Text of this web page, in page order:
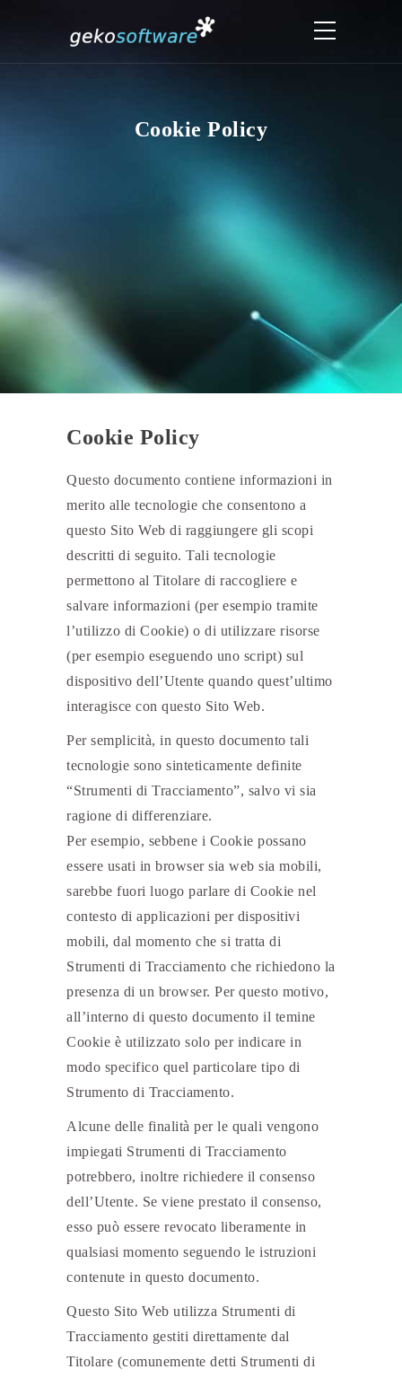
Cookie Policy
Cookie Policy
Questo documento contiene informazioni in
merito alle tecnologie che consentono a
questo Sito Web di raggiungere gli scopi
descritti di seguito. Tali tecnologie
permettono al Titolare di raccogliere e
salvare informazioni (per esempio tramite
l’utilizzo di Cookie) o di utilizzare risorse
(per esempio eseguendo uno script) sul
dispositivo dell’Utente quando quest’ultimo
interagisce con questo Sito Web.
Per semplicità, in questo documento tali
tecnologie sono sinteticamente definite
“Strumenti di Tracciamento”, salvo vi sia
ragione di differenziare.
Per esempio, sebbene i Cookie possano
essere usati in browser sia web sia mobili,
sarebbe fuori luogo parlare di Cookie nel
contesto di applicazioni per dispositivi
mobili, dal momento che si tratta di
Strumenti di Tracciamento che richiedono la
presenza di un browser. Per questo motivo,
all’interno di questo documento il temine
Cookie è utilizzato solo per indicare in
modo specifico quel particolare tipo di
Strumento di Tracciamento.
Alcune delle finalità per le quali vengono
impiegati Strumenti di Tracciamento
potrebbero, inoltre richiedere il consenso
dell’Utente. Se viene prestato il consenso,
esso può essere revocato liberamente in
qualsiasi momento seguendo le istruzioni
contenute in questo documento.
Questo Sito Web utilizza Strumenti di
Tracciamento gestiti direttamente dal
Titolare (comunemente detti Strumenti di